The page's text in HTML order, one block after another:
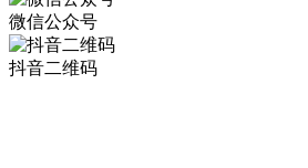
微信公众号
抖音二维码